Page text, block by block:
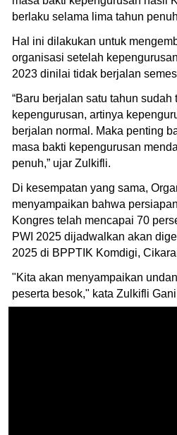
berlaku selama lima tahun
Hal ini dilakukan untuk
organisasi setelah
2023 dinilai tidak berjalan
“Baru berjalan satu tahun
kepengurusan, artinya
berjalan normal. Maka penting
masa bakti kepengurusan
penuh,” ujar Zulkifli.
Di kesempatan yang sama,
menyampaikan bahwa
Kongres telah mencapai 70
PWI 2025 dijadwalkan akan
2025 di BPPTIK Komdigi,
"Kita akan menyampaikan
peserta besok," kata Zulkifli